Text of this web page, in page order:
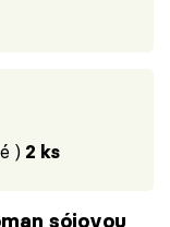
) 2 ks
sójovou